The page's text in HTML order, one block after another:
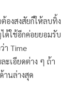
องสงสัยก็ให้ลบทิ้ง
ด้ใช้อีกค่อยยอมรับ
า Time
ะเอียดต่าง ๆ ถ้า
านล่างสุด